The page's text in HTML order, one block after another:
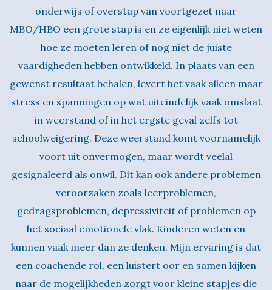
onderwijs of overstap van voortgezet naar
MBO/HBO een grote stap is en ze eigenlijk niet weten
hoe ze moeten leren of nog niet de juiste
vaardigheden hebben ontwikkeld. In plaats van een
gewenst resultaat behalen, levert het vaak alleen maar
stress en spanningen op wat uiteindelijk vaak omslaat
in weerstand of in het ergste geval zelfs tot
schoolweigering. Deze weerstand komt voornamelijk
voort uit onvermogen, maar wordt veelal
gesignaleerd als onwil. Dit kan ook andere problemen
veroorzaken zoals leerproblemen,
gedragsproblemen, depressiviteit of problemen op
het sociaal emotionele vlak. Kinderen weten en
kunnen vaak meer dan ze denken. Mijn ervaring is dat
een coachende rol, een luistert oor en samen kijken
naar de mogelijkheden zorgt voor kleine stapjes die